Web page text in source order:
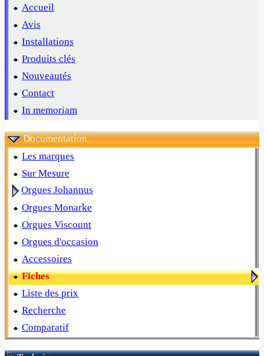
Accueil
Avis
Installations
Produits clés
Nouveautés
Contact
In memoriam
Documentation
Les marques
Sur Mesure
Orgues Johannus
Orgues Monarke
Orgues Viscount
Orgues d'occasion
Accessoires
Fiches
Liste des prix
Recherche
Comparatif